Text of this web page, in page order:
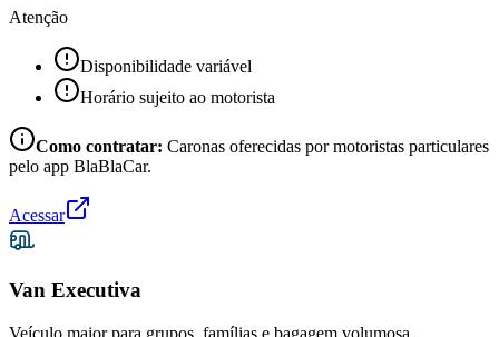
Atenção
Disponibilidade variável
Horário sujeito ao motorista
Como contratar: Caronas oferecidas por motoristas particulares
pelo app BlaBlaCar.
Acessar
Van Executiva
Veículo maior para grupos, famílias e bagagem volumosa.